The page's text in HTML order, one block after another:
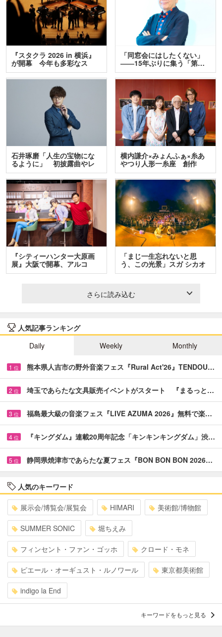
『スタクラ 2026 in 横浜』
が開幕 今年も多彩なス
テ…
「同窓会にはしたくない」
――15年ぶりに集う「第…
石井琢磨「人生の宝物にな
るように」 初披露曲やレ
ア…
横内謙介×みょんふぁ×糸あ
やつり人形一糸座 創作
人…
『シティーハンター大原画
展』大阪で開幕、アルコ
＆…
「まじ一生忘れないと思
う、この光景」スガ シカオ
と…
さらに読み込む
人気記事ランキング
Daily
Weekly Monthly
1 位 熊本県人吉市の野外音楽フェス『Rural Act'26』TENDOU…
2 位 埼玉であらたな文具販売イベントがスタート 『まるっと…
3 位 福島最大級の音楽フェス『LIVE AZUMA 2026』無料で楽…
4 位 『キングダム』連載20周年記念「キンキンキングダム」渋…
5 位 静岡県焼津市であらたな夏フェス『BON BON BON 2026…
人気のキーワード
展示会/博覧会/展覧会 HIMARI 美術館/博物館
SUMMER SONIC 堀ちえみ
フィンセント・ファン・ゴッホ クロード・モネ
ピエール・オーギュスト・ルノワール 東京都美術館
indigo la End
キーワードをもっと見る